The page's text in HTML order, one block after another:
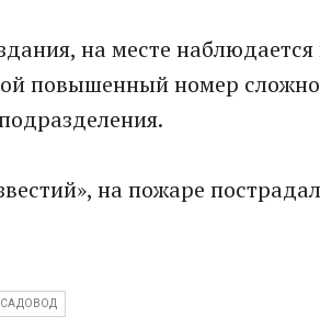
на месте
повышенный номер
на пожаре
САДОВОД